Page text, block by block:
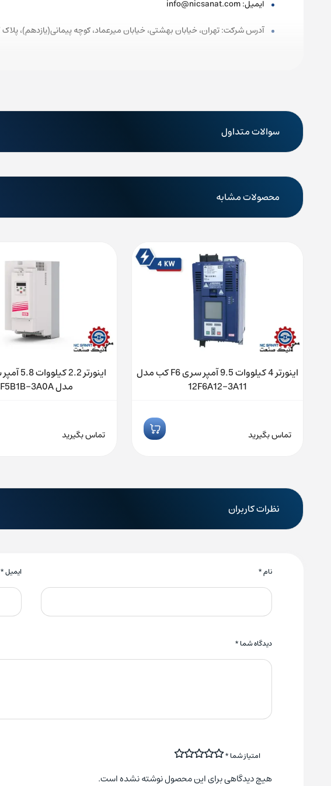
ایمیل: info@nicsanat.com
آدرس شرکت: تهران، خیابان بهشتی، خیابان میرعماد، کوچه پیمانی(یازدهم)، پلاک 17
سوالات متداول
محصولات مشابه
اینورتر 4 کیلووات 9.5 آمپر سری F6 کب مدل
12F6A12-3A11
تماس بگیرید
مدل 10F5B1B-3A0A
تماس بگیرید
نظرات کاربران
نام* ایمیل*
دیدگاه شما*
امتیاز شما*
هیچ دیدگاهی برای این محصول نوشته نشده است.